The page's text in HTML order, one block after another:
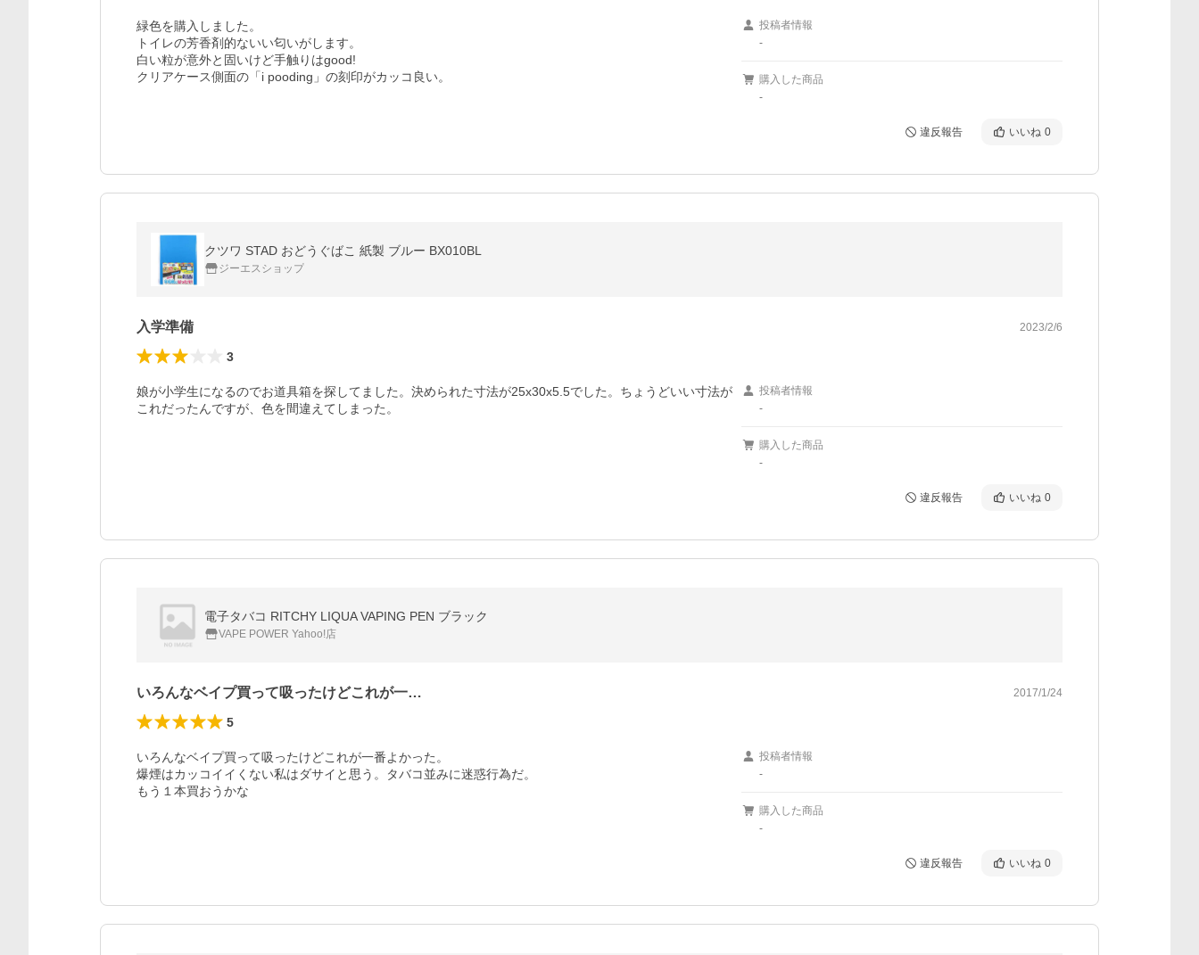
緑色を購入しました。
トイレの芳香剤的ないい匂いがします。
白い粒が意外と固いけど手触りはgood!
クリアケース側面の「i pooding」の刻印がカッコ良い。
投稿者情報
-
購入した商品
-
違反報告 いいね 0
クツワ STAD おどうぐばこ 紙製 ブルー BX010BL
ジーエスショップ
入学準備 2023/2/6
3
娘が小学生になるのでお道具箱を探してました。決められた寸法が25x30x5.5でした。ちょうどいい寸法が
これだったんですが、色を間違えてしまった。
投稿者情報
-
購入した商品
-
違反報告 いいね 0
電子タバコ RITCHY LIQUA VAPING PEN ブラック
VAPE POWER Yahoo!店
いろんなベイプ買って吸ったけどこれが一… 2017/1/24
5
いろんなベイプ買って吸ったけどこれが一番よかった。
爆煙はカッコイイくない私はダサイと思う。タバコ並みに迷惑行為だ。
もう１本買おうかな
投稿者情報
-
購入した商品
-
違反報告 いいね 0